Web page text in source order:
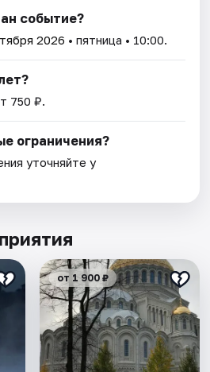
событие?
2026 • пятница • 10:00.
750 ₽.
ограничения?
уточняйте у
от 1 900 ₽